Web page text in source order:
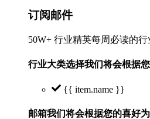
订阅邮件
50W+ 行业精英每周必读的
行业大类选择我们将会根据
{{ item.name }}
邮箱我们将会根据您的喜好